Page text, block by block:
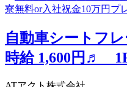
自動車シートフ
時給 1,600円♬